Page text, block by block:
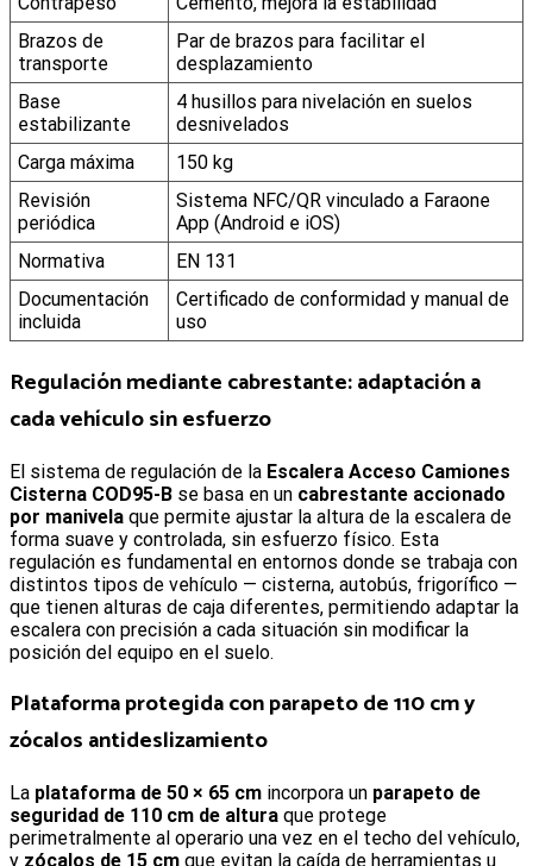
Brazos de
transporte
Par de brazos para facilitar el
desplazamiento
Base
estabilizante
4 husillos para nivelación en suelos
desnivelados
Carga máxima
150 kg
Revisión
periódica
Sistema NFC/QR vinculado a Faraone
App (Android e iOS)
Normativa
EN 131
Documentación
incluida
Certificado de conformidad y manual de
uso
Regulación mediante cabrestante: adaptación a
cada vehículo sin esfuerzo
El sistema de regulación de la Escalera Acceso Camiones
Cisterna COD95-B se basa en un cabrestante accionado
por manivela que permite ajustar la altura de la escalera de
forma suave y controlada, sin esfuerzo físico. Esta
regulación es fundamental en entornos donde se trabaja con
distintos tipos de vehículo — cisterna, autobús, frigorífico —
que tienen alturas de caja diferentes, permitiendo adaptar la
escalera con precisión a cada situación sin modificar la
posición del equipo en el suelo.
Plataforma protegida con parapeto de 110 cm y
zócalos antideslizamiento
La plataforma de 50 × 65 cm incorpora un parapeto de
seguridad de 110 cm de altura que protege
perimetralmente al operario una vez en el techo del vehículo,
y zócalos de 15 cm que evitan la caída de herramientas u